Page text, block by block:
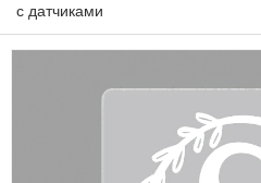
с датчиками